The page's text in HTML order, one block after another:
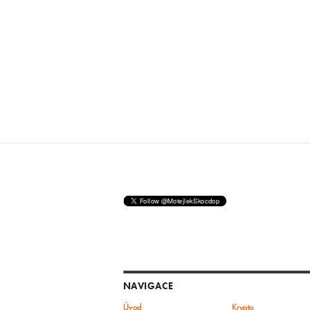
NAVIGACE
Úvod Krypto